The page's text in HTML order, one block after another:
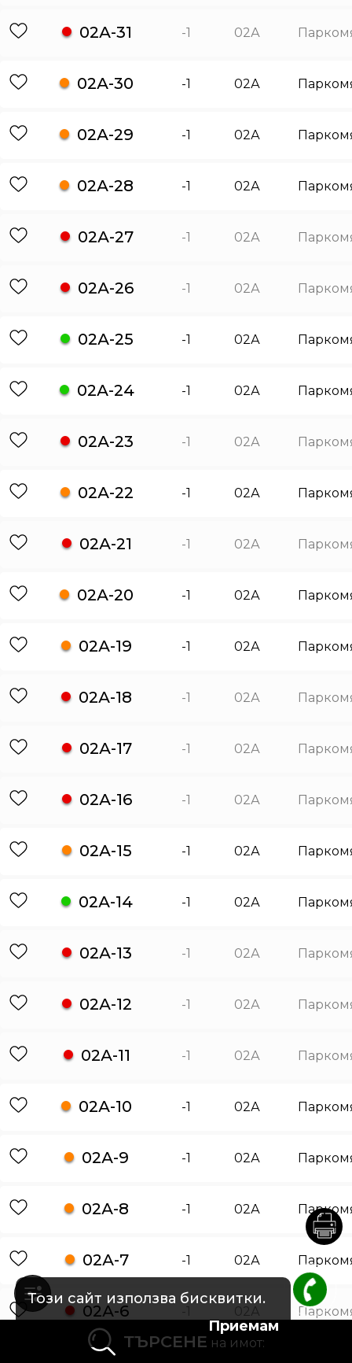
Този сайт използва бисквитки.
Приемам
02А-31 -1 02А
02А-30 -1 02А
02А-29 -1 02А
02А-28 -1 02А
02А-27 -1 02А
02А-26 -1 02А
02А-25 -1 02А
02А-24 -1 02А
02А-23 -1 02А
02А-22 -1 02А
02А-21 -1 02А
02А-20 -1 02А
02А-19 -1 02А
02А-18 -1 02А
02А-17 -1 02А
02А-16 -1 02А
02А-15 -1 02А
02А-14 -1 02А
02А-13 -1 02А
02А-12 -1 02А
02А-11 -1 02А
02А-10 -1 02А
02А-9 -1 02А
02А-8 -1 02А
02А-7 -1 02А
02А-6 -1 02А
ТЪРСЕНЕ на имот: